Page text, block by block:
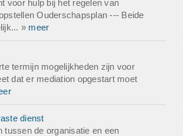
voor hulp bij het regelen van
Ouderschapsplan --- Beide
» meer
termijn mogelijkheden zijn voor
dat er mediation opgestart moet
dienst
tussen de organisatie en een